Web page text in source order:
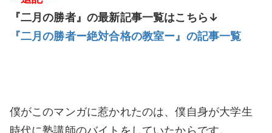
『二月の勝者』の最新記事一覧はこちら↓
『二月の勝者ー絶対合格の教室ー』の記事一覧
僕がこのマンガに惹かれたのは、僕自身が大学生
時代に塾講師のバイトをしていたからです。